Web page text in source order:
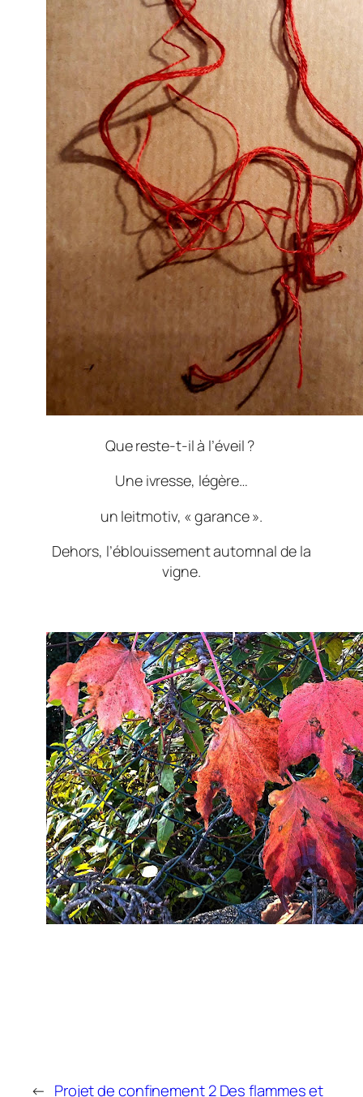
Que reste-t-il à l’éveil ?
Une ivresse, légère…
un leitmotiv, « garance ».
Dehors, l’éblouissement automnal de la
vigne.
← Projet de confinement 2 Des flammes et